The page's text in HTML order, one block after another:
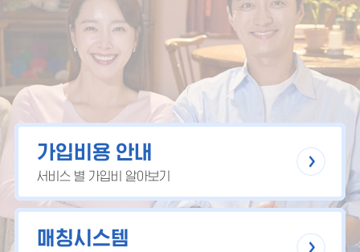
가입비용 안내
서비스 별 가입비 알아보기
매칭시스템